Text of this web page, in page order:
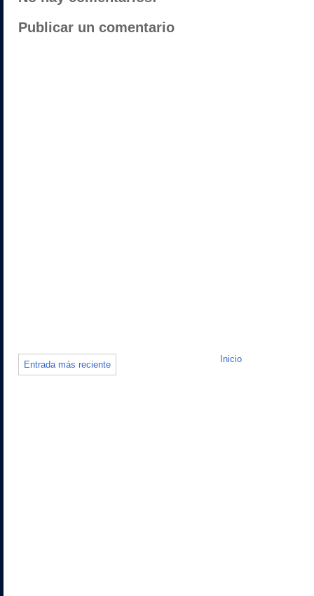
Publicar un comentario
Entrada más reciente
Inicio